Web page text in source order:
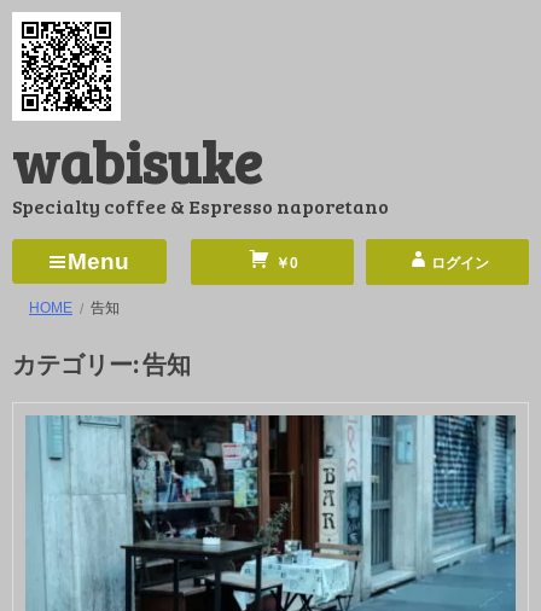
コ
ン
ツ
ス
ッ
wabisuke
Specialty coffee & Espresso naporetano
Menu ￥0 ログイン
HOME 告知
カテゴリー:告知